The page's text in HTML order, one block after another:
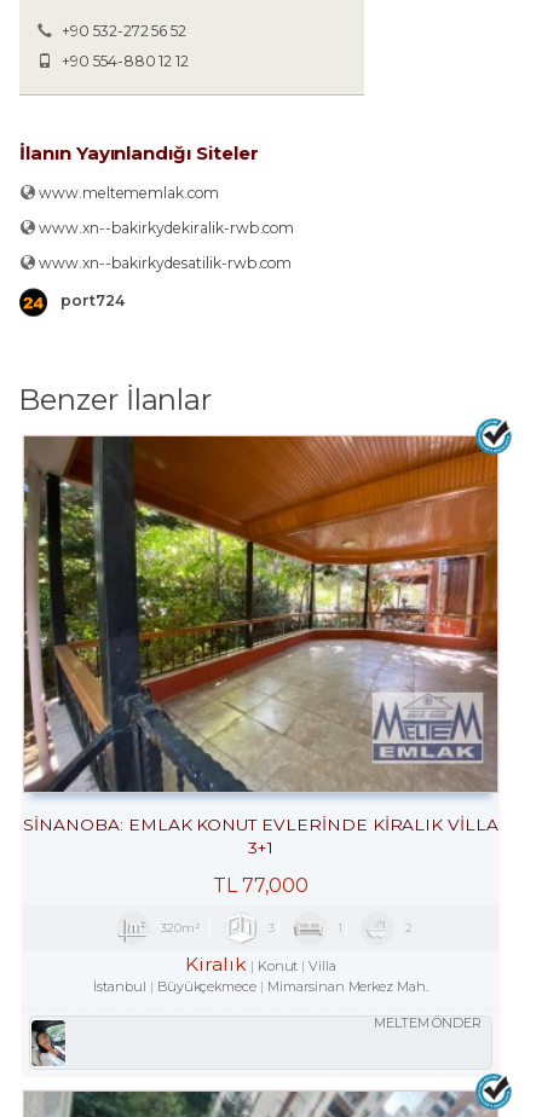
+90 532-272 56 52
+90 554-880 12 12
İlanın Yayınlandığı Siteler
www.meltememlak.com
www.xn--bakirkydekiralik-rwb.com
www.xn--bakirkydesatilik-rwb.com
port724
Benzer İlanlar
SİNANOBA: EMLAK KONUT EVLERINDE KİRALIK VİLLA
3+1
TL77,000
320m² 3 1 2
Kiralık Konut
Villa
İstanbul
Büyükçekmece Mimarsinan Merkez Mah.
MELTEM ÖNDER